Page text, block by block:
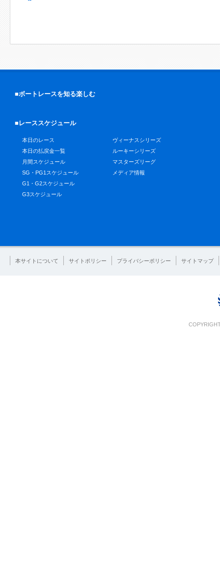
■ボートレースを知る楽しむ
■レーススケジュール
本日のレース
本日の払戻金一覧
月間スケジュール
SG・PG1スケジュール
G1・G2スケジュール
G3スケジュール
ヴィーナスシリーズ
ルーキーシリーズ
マスターズリーグ
メディア情報
本サイトについて サイトポリシー プライバシーポリシー サイトマップ